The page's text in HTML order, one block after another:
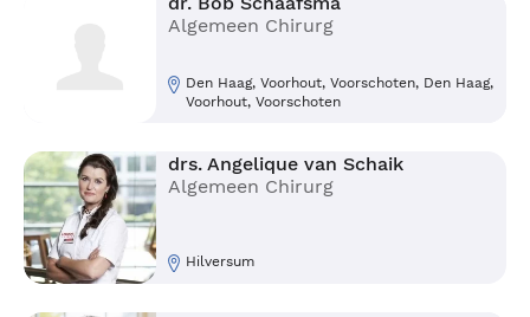
Algemeen Chirurg
Den Haag, Voorhout, Voorschoten, Den Haag,
Voorhout, Voorschoten
drs. Angelique van Schaik
Algemeen Chirurg
Hilversum